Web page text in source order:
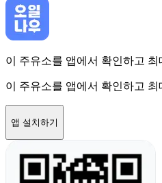
이 주유소를 앱에서 확인하고
이 주유소를 앱에서 확인하고
앱 설치하기